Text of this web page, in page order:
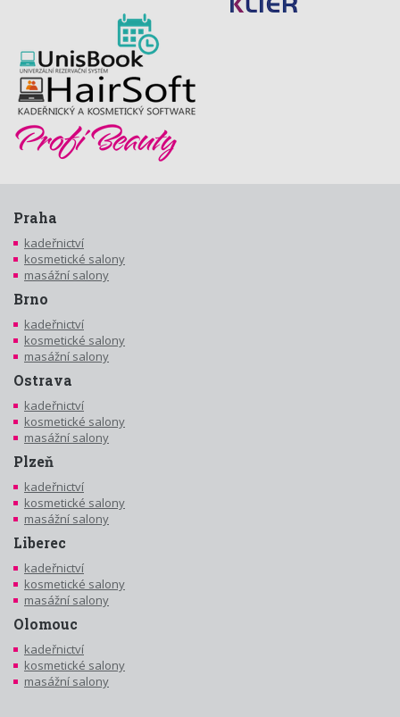
Praha
kadeřnictví
kosmetické salony
masážní salony
Brno
kadeřnictví
kosmetické salony
masážní salony
Ostrava
kadeřnictví
kosmetické salony
masážní salony
Plzeň
kadeřnictví
kosmetické salony
masážní salony
Liberec
kadeřnictví
kosmetické salony
masážní salony
Olomouc
kadeřnictví
kosmetické salony
masážní salony